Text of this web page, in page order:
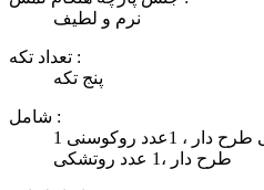
نرم و لطیف
تعداد تکه :
پنج تکه
شامل :
1 عدد لحاف ، 2 عدد روبالشی طرح دار ، 1عدد روکوسنی
طرح دار ،1 عدد روتشکی